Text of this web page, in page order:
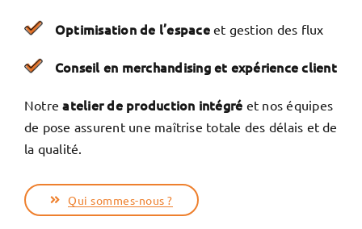
Optimisation de l’espaceet gestion des flux
Conseil en merchandising et expérience client
Notreatelier de production intégré et nos équipes
de pose assurent une maîtrise totale des délais et de
la qualité.
Qui sommes-nous ?